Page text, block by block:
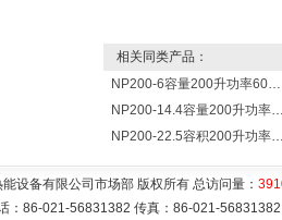
相关同类产品：
NP200-6容量200升功率6000瓦新宁电热水器 热水锅炉
NP200-14.4容量200升功率14400瓦蓄
NP200-22.5容积200升功率22500瓦储
能设备有限公司市场部 版权所有 总访问量：
：86-021-56831382 传真：86-021-